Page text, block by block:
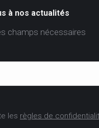
à nos actualités
champs nécessaires
les règles de